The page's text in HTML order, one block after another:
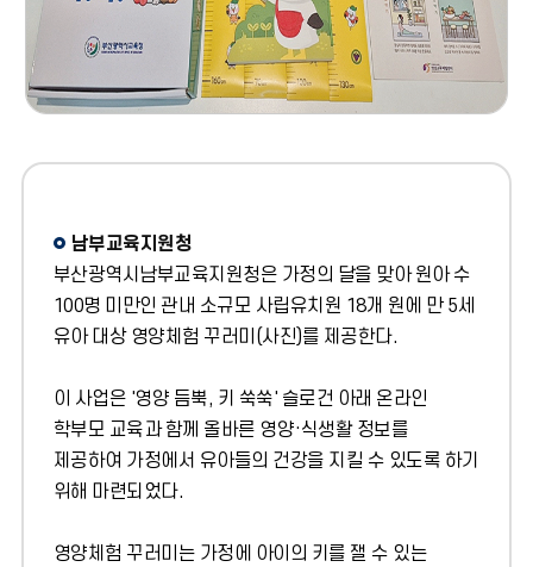
남부교육지원청
부산광역시남부교육지원청은 가정의 달을 맞아 원아 수
100명 미만인 관내 소규모 사립유치원 18개 원에 만 5세
유아 대상 영양체험 꾸러미(사진)를 제공한다.
이 사업은 '영양 듬뿍, 키 쑥쑥' 슬로건 아래 온라인
학부모 교육과 함께 올바른 영양·식생활 정보를
제공하여 가정에서 유아들의 건강을 지킬 수 있도록 하기
위해 마련되었다.
영양체험 꾸러미는 가정에 아이의 키를 잴 수 있는